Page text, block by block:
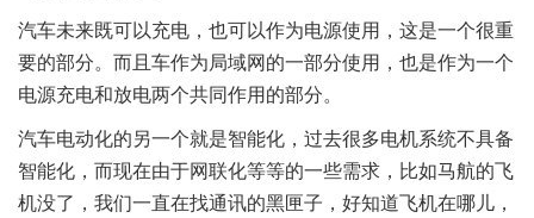
汽车未来既可以充电，也可以作为电源使用，这是一个很重
要的部分。而且车作为局域网的一部分使用，也是作为一个
电源充电和放电两个共同作用的部分。
汽车电动化的另一个就是智能化，过去很多电机系统不具备
智能化，而现在由于网联化等等的一些需求，比如马航的飞
机没了，我们一直在找通讯的黑匣子，好知道飞机在哪儿，